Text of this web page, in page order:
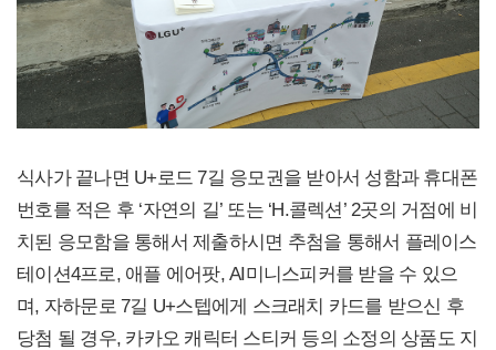
식사가 끝나면 U+로드 7길 응모권을 받아서 성함과 휴대폰
번호를 적은 후 ‘자연의 길’ 또는 ‘H.콜렉션’ 2곳의 거점에 비
치된 응모함을 통해서 제출하시면 추첨을 통해서 플레이스
테이션4프로, 애플 에어팟, AI미니스피커를 받을 수 있으
며, 자하문로 7길 U+스텝에게 스크래치 카드를 받으신 후
당첨 될 경우, 카카오 캐릭터 스티커 등의 소정의 상품도 지